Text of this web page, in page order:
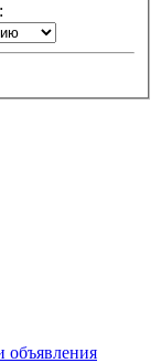
объявления